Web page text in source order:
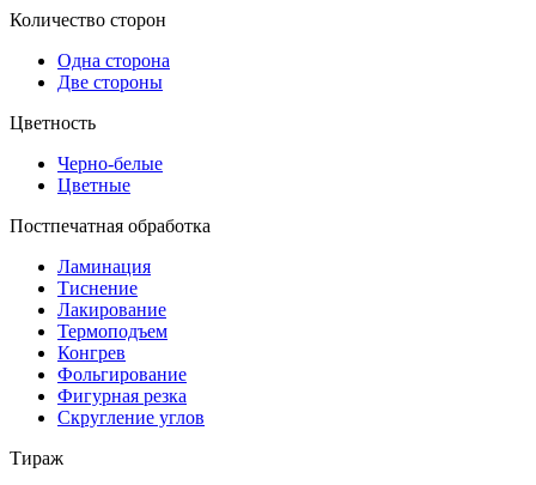
Количество сторон
Одна сторона
Две стороны
Цветность
Черно-белые
Цветные
Постпечатная обработка
Ламинация
Тиснение
Лакирование
Термоподъем
Конгрев
Фольгирование
Фигурная резка
Скругление углов
Тираж